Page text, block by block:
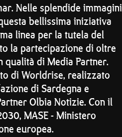
Nelle splendide immagini
bellissima iniziativa
linea per la tutela del
la partecipazione di oltre
di Media Partner.
di Worldrise, realizzato
di Sardegna e
Olbia Notizie. Con il
MASE - Ministero
europea.